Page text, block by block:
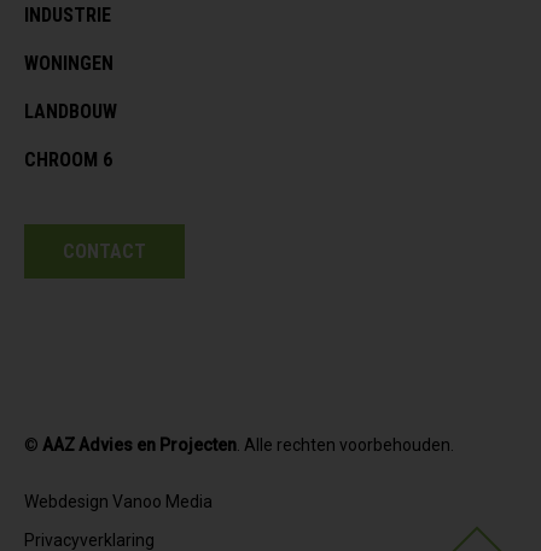
INDUSTRIE
WONINGEN
LANDBOUW
CHROOM 6
CONTACT
© AAZ Advies en Projecten . Alle rechten voorbehouden.
Webdesign Vanoo Media
Privacyverklaring